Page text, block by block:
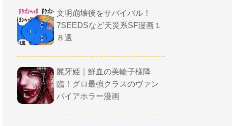
文明崩壊後をサバイバル！
7SEEDSなど天災系SF漫画１
８選
屍牙姫｜鮮血の美輪子様降
臨！グロ最強クラスのヴァン
パイアホラー漫画